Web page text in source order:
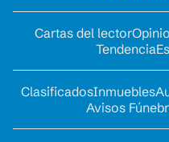
Cartas del lector
Tendencia
ClasificadosInmuebles
Avisos